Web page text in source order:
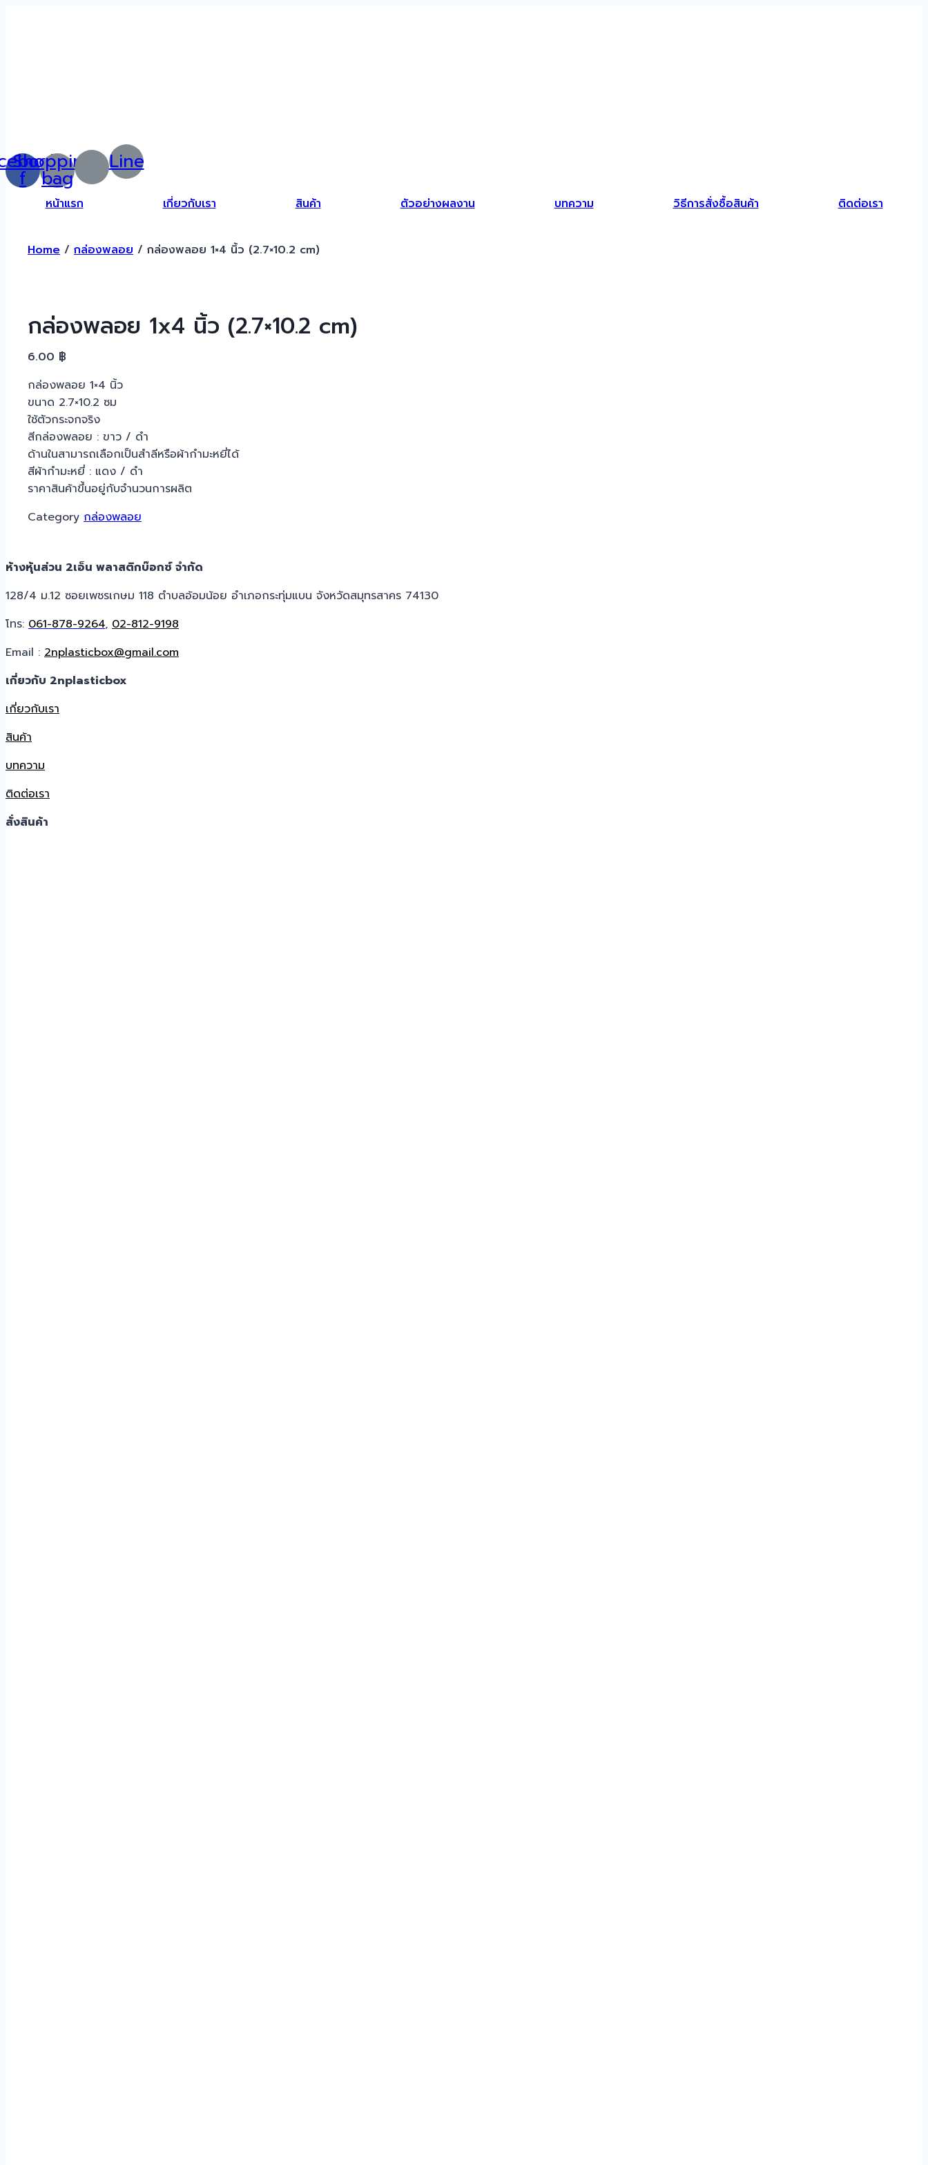
f
Shopping-
bag
Line
หน้าแรก เกี่ยวกับเรา สินค้า ตัวอย่างผลงาน บทความ วิธีการสั่งซื้อสินค้า ติดต่อเรา
Home / กล่องพลอย / กล่องพลอย 1×4 นิ้ว (2.7×10.2 cm)
กล่องพลอย 1x4 นิ้ว (2.7×10.2 cm)
6.00 ฿
กล่องพลอย 1×4 นิ้ว
ขนาด 2.7×10.2 ซม
ใช้ตัวกระจกจริง
สีกล่องพลอย : ขาว / ดำ
ด้านในสามารถเลือกเป็นสำลีหรือผ้ากำมะหยี่ได้
สีผ้ากำมะหยี่ : แดง / ดำ
ราคาสินค้าขึ้นอยู่กับจำนวนการผลิต
Category กล่องพลอย
ห้างหุ้นส่วน 2เอ็น พลาสติกบ๊อกซ์ จำกัด
128/4 ม.12 ซอยเพชรเกษม 118 ตำบลอ้อมน้อย อำเภอกระทุ่มแบน จังหวัดสมุทรสาคร 74130
โทร: 061-878-9264, 02-812-9198
Email : 2nplasticbox@gmail.com
เกี่ยวกับ 2nplasticbox
เกี่ยวกับเรา
สินค้า
บทความ
ติดต่อเรา
สั่งสินค้า